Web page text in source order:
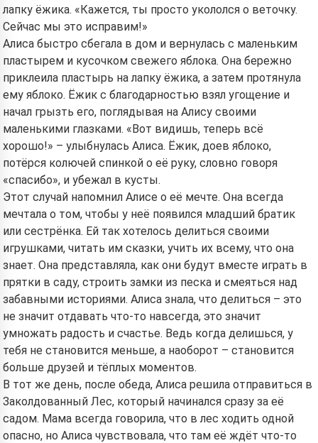
лапку ёжика. «Кажется, ты просто укололся о веточку.
Сейчас мы это исправим!»
Алиса быстро сбегала в дом и вернулась с маленьким
пластырем и кусочком свежего яблока. Она бережно
приклеила пластырь на лапку ёжика, а затем протянула
ему яблоко. Ёжик с благодарностью взял угощение и
начал грызть его, поглядывая на Алису своими
маленькими глазками. «Вот видишь, теперь всё
хорошо!» – улыбнулась Алиса. Ёжик, доев яблоко,
потёрся колючей спинкой о её руку, словно говоря
«спасибо», и убежал в кусты.
Этот случай напомнил Алисе о её мечте. Она всегда
мечтала о том, чтобы у неё появился младший братик
или сестрёнка. Ей так хотелось делиться своими
игрушками, читать им сказки, учить их всему, что она
знает. Она представляла, как они будут вместе играть в
прятки в саду, строить замки из песка и смеяться над
забавными историями. Алиса знала, что делиться – это
не значит отдавать что-то навсегда, это значит
умножать радость и счастье. Ведь когда делишься, у
тебя не становится меньше, а наоборот – становится
больше друзей и тёплых моментов.
В тот же день, после обеда, Алиса решила отправиться в
Заколдованный Лес, который начинался сразу за её
садом. Мама всегда говорила, что в лес ходить одной
опасно, но Алиса чувствовала, что там её ждёт что-то